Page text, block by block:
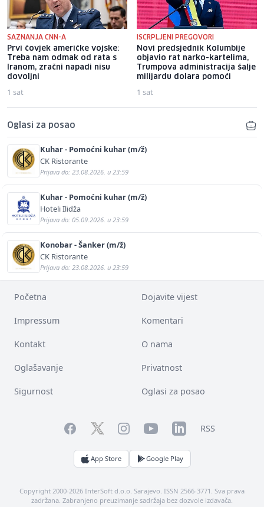
SAZNANJA CNN-A
Prvi čovjek američke vojske:
Treba nam odmak od rata s
Iranom, zračni napadi nisu
dovoljni
1 sat
ISCRPLJENI PREGOVORI
Novi predsjednik Kolumbije
objavio rat narko-kartelima,
Trumpova administracija šalje
milijardu dolara pomoći
1 sat
Oglasi za posao
Kuhar - Pomoćni kuhar (m/ž)
CK Ristorante
Prijava do: 23.08.2026. u 23:59
Kuhar - Pomoćni kuhar (m/ž)
Hoteli Ilidža
Prijava do: 05.09.2026. u 23:59
Konobar - Šanker (m/ž)
CK Ristorante
Prijava do: 23.08.2026. u 23:59
Početna Dojavite vijest
Impressum Komentari
Kontakt O nama
Oglašavanje Privatnost
Sigurnost Oglasi za posao
FacebookTwitterInstagramYouTubeLinkedInRSS
App Store Google Play
Copyright 2000-2026 InterSoft d.o.o. Sarajevo. ISSN 2566-3771. Sva prava
zadržana. Zabranjeno preuzimanje sadržaja bez dozvole izdavača.